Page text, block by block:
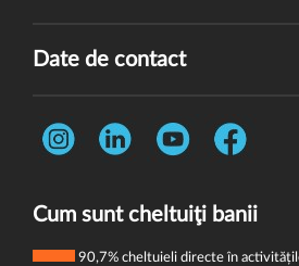
Întrebări frecvente
Politica de cookie-uri
Date de contact
Str. Rotasului, Nr. 7, Sector 1,
Telefon:
0731 444 013
Cum sunt cheltuiţi banii
90,7% cheltuieli directe în